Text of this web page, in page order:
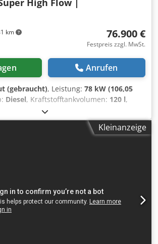
km
High Flow |
76.900 €
Festpreis zzgl. MwSt.
Anrufen
(gebraucht), Leistung: 78 kW (106,05
Diesel, Kraftstofftankvolumen: 120 l,
3.350 mm
1.168 h, Ausstattung:Klimaanlage,
Sqepfx Amrsk zGG: 5.643 kg
- FOPS-Kabinenschutz -
- Hoher Durchfluss -
- Radio-Bluetooth - Zwei
Kleinanzeige